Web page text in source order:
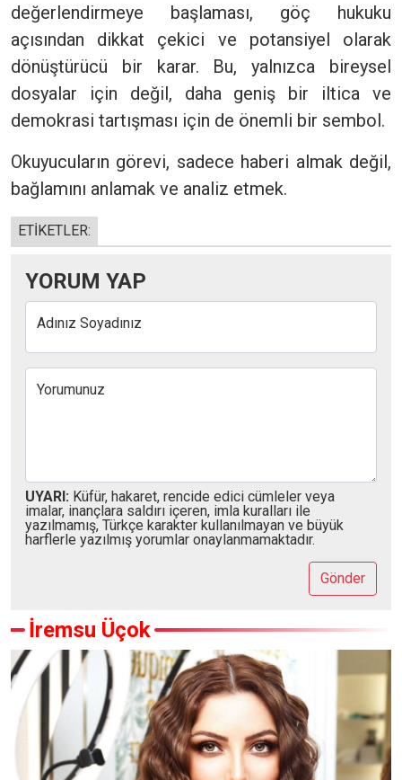
değerlendirmeye başlaması, göç hukuku
açısından dikkat çekici ve potansiyel olarak
dönüştürücü bir karar. Bu, yalnızca bireysel
dosyalar için değil, daha geniş bir iltica ve
demokrasi tartışması için de önemli bir sembol.
Okuyucuların görevi, sadece haberi almak değil,
bağlamını anlamak ve analiz etmek.
ETİKETLER:
YORUM YAP
Adınız Soyadınız
Yorumunuz
UYARI: Küfür, hakaret, rencide edici cümleler veya
imalar, inançlara saldırı içeren, imla kuralları ile
yazılmamış, Türkçe karakter kullanılmayan ve büyük
harflerle yazılmış yorumlar onaylanmamaktadır.
Gönder
İremsu Üçok